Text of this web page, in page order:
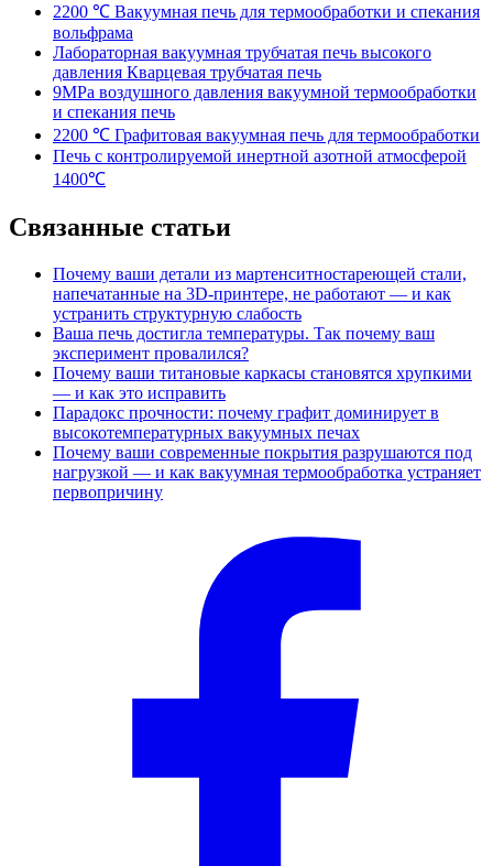
2200 ℃ Вакуумная печь для термообработки и спекания
вольфрама
Лабораторная вакуумная трубчатая печь высокого
давления Кварцевая трубчатая печь
9MPa воздушного давления вакуумной термообработки
и спекания печь
2200 ℃ Графитовая вакуумная печь для термообработки
Печь с контролируемой инертной азотной атмосферой
1400℃
Связанные статьи
Почему ваши детали из мартенситностареющей стали,
напечатанные на 3D-принтере, не работают — и как
устранить структурную слабость
Ваша печь достигла температуры. Так почему ваш
эксперимент провалился?
Почему ваши титановые каркасы становятся хрупкими
— и как это исправить
Парадокс прочности: почему графит доминирует в
высокотемпературных вакуумных печах
Почему ваши современные покрытия разрушаются под
нагрузкой — и как вакуумная термообработка устраняет
первопричину